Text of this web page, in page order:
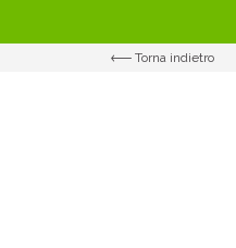
Torna indietro